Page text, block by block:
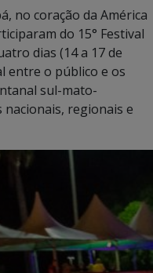
no coração da América
do 15° Festival
dias (14 a 17 de
entre o público e os
sul-mato-
nacionais, regionais e